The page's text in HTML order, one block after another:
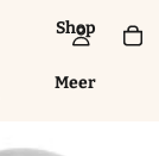
Shop
Meer